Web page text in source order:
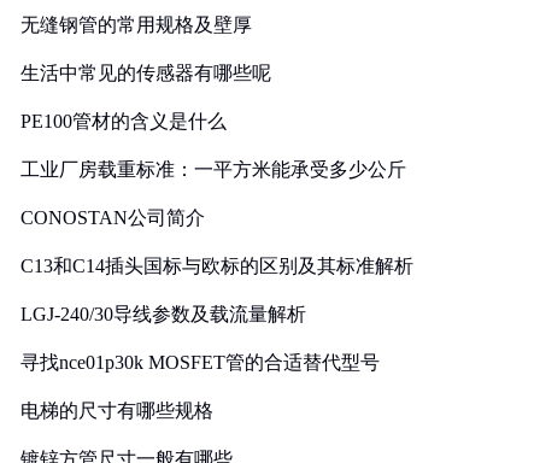
无缝钢管的常用规格及壁厚
生活中常见的传感器有哪些呢
PE100管材的含义是什么
工业厂房载重标准：一平方米能承受多少公斤
CONOSTAN公司简介
C13和C14插头国标与欧标的区别及其标准解析
LGJ-240/30导线参数及载流量解析
寻找nce01p30k MOSFET管的合适替代型号
电梯的尺寸有哪些规格
镀锌方管尺寸一般有哪些